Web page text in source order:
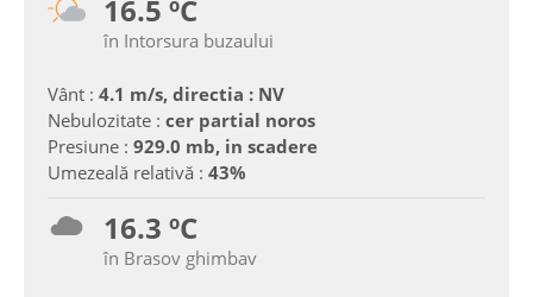
16.5 ºC
în Intorsura buzaului
Vânt : 4.1 m/s, directia : NV
Nebulozitate : cer partial noros
Presiune : 929.0 mb, in scadere
Umezeală relativă : 43%
16.3 ºC
în Brasov ghimbav